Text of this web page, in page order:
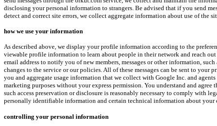
disclosing your personal information to strangers. Be advised that if you send
detect and correct site errors, we collect aggregate information about use of the
how we use your information
As described above, we display your profile information according to the
viewable profile information to learn about people in their network and reach out
email address to notify you of new members, messages or other information,
changes to the service or our policies. All of these messages can be sent to
you and aggregate usage information that we collect with Google Inc. and
marketing purposes without your express permission. You understand and
such access preservation or disclosure is reasonably necessary to comply with
personally identifiable information and certain technical information about your
controlling your personal information